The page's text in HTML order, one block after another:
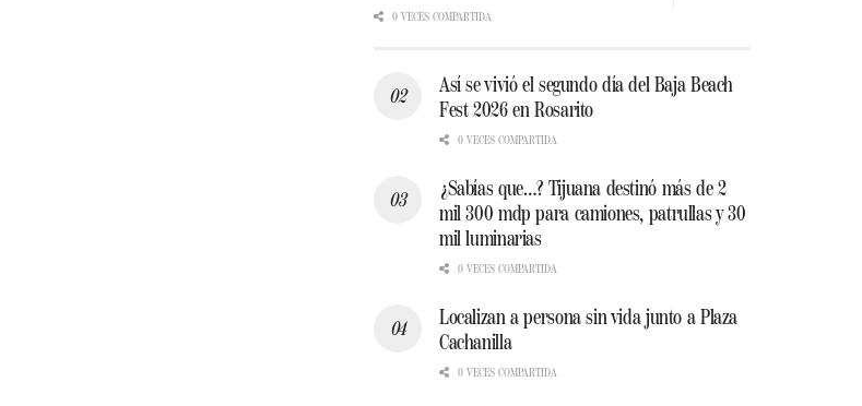
0 VECES COMPARTIDA
Así se vivió el segundo día del Baja Beach
Fest 2026 en Rosarito
0 VECES COMPARTIDA
¿Sabías que…? Tijuana destinó más de 2
mil 300 mdp para camiones, patrullas y 30
mil luminarias
0 VECES COMPARTIDA
Localizan a persona sin vida junto a Plaza
Cachanilla
0 VECES COMPARTIDA